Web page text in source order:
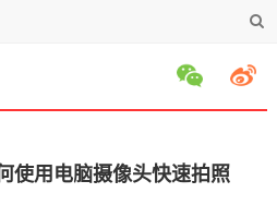
使用电脑摄像头快速拍照